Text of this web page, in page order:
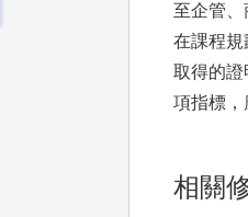
至企管
在課程規
取得的證
項指標，
相關